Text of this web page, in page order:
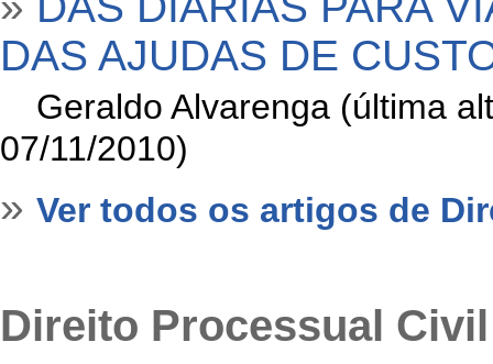
DAS AJUDAS DE
Geraldo Alvarenga (última
07/11/2010)
» Ver todos os artigos de
Direito Processual Civil